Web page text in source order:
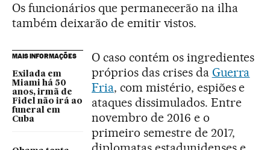
Os funcionários que permanecerão na ilha
também deixarão de emitir vistos.
MAIS INFORMAÇÕES
Exilada em
Miami há 50
anos, irmã de
Fidel não irá ao
funeral em
Cuba
O caso contém os ingredientes
próprios das crises da Guerra
Fria, com mistério, espiões e
ataques dissimulados. Entre
novembro de 2016 e o
primeiro semestre de 2017,